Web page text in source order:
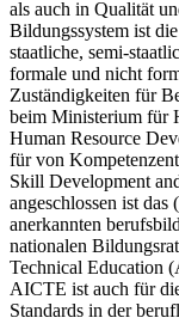
als auch in Qualität
Bildungssystem ist
staatliche, semi-
formale und nicht
Zuständigkeiten für
beim Ministerium für
Human Resource
für von
Skill Development
angeschlossen ist
anerkannten
nationalen
Technical Education
AICTE ist auch für
Standards in der